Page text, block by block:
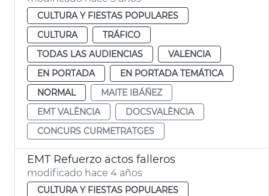
CULTURA Y FIESTAS POPULARES
CULTURA
TRÁFICO
TODAS LAS AUDIENCIAS
VALENCIA
EN PORTADA
EN PORTADA TEMÁTICA
NORMAL
MAITE IBÁÑEZ
EMT VALÈNCIA
DOCSVALÈNCIA
CONCURS CURMETRATGES
EMT Refuerzo actos falleros
modificado hace 4 años
CULTURA Y FIESTAS POPULARES